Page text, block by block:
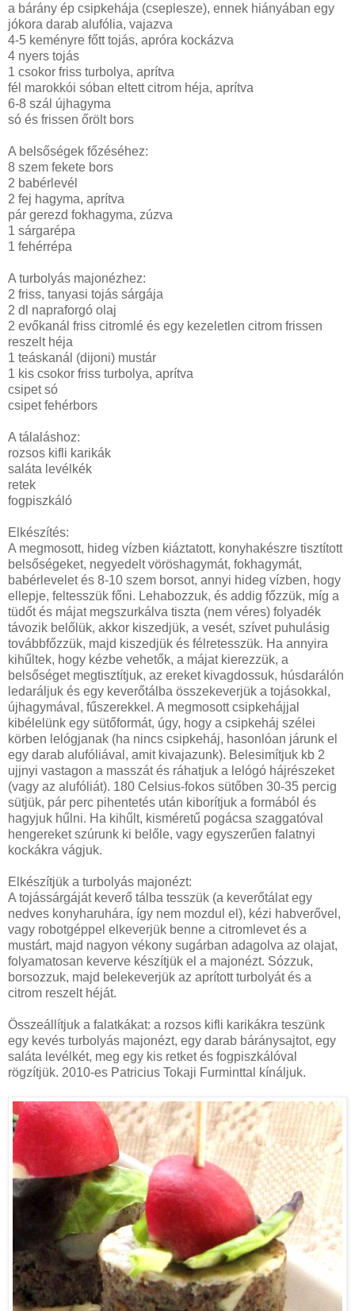
a bárány ép csipkehája (cseplesze), ennek hiányában egy
jókora darab alufólia, vajazva
4-5 keményre főtt tojás, apróra kockázva
4 nyers tojás
1 csokor friss turbolya, aprítva
fél marokkói sóban eltett citrom héja, aprítva
6-8 szál újhagyma
só és frissen őrölt bors
A belsőségek főzéséhez:
8 szem fekete bors
2 babérlevél
2 fej hagyma, aprítva
pár gerezd fokhagyma, zúzva
1 sárgarépa
1 fehérrépa
A turbolyás majonézhez:
2 friss, tanyasi tojás sárgája
2 dl
napraforgó olaj
2 evőkanál friss citromlé és egy kezeletlen citrom frissen
reszelt héja
1 teáskanál (dijoni) mustár
1 kis csokor friss turbolya, aprítva
csipet só
csipet fehérbors
A tálaláshoz:
rozsos kifli karikák
saláta levélkék
retek
fogpiszkáló
Elkészítés:
A megmosott, hideg vízben kiáztatott, konyhakészre tisztított
belsőségeket, negyedelt vöröshagymát, fokhagymát,
babérlevelet és 8-10 szem borsot, annyi hideg vízben, hogy
ellepje, feltesszük főni. Lehabozzuk, és addig főzzük, míg a
tüdőt és májat megszurkálva tiszta (nem véres) folyadék
távozik belőlük, akkor kiszedjük, a vesét, szívet puhulásig
továbbfőzzük, majd kiszedjük és félretesszük. Ha annyira
kihűltek, hogy kézbe vehetők, a májat kierezzük, a
belsőséget megtisztítjuk, az ereket kivagdossuk, húsdarálón
ledaráljuk és egy keverőtálba összekeverjük a tojásokkal,
újhagymával, fűszerekkel. A megmosott csipkehájjal
kibélelünk egy sütőformát, úgy, hogy a csipkeháj szélei
körben lelógjanak (ha nincs csipkeháj, hasonlóan járunk el
egy darab alufóliával, amit kivajazunk). Belesimítjuk kb 2
ujjnyi vastagon a masszát és ráhatjuk a lelógó hájrészeket
(vagy az alufóliát). 180 Celsius-fokos sütőben 30-35 percig
sütjük, pár perc pihentetés után kiborítjuk a formából és
hagyjuk hűlni. Ha kihűlt, kisméretű pogácsa szaggatóval
hengereket szúrunk ki belőle, vagy egyszerűen falatnyi
kockákra vágjuk.
Elkészítjük a turbolyás majonézt:
A tojássárgáját keverő tálba tesszük (a keverőtálat egy
nedves konyharuhára, így nem mozdul el), kézi habverővel,
vagy robotgéppel elkeverjük benne a citromlevet és a
mustárt, majd nagyon vékony sugárban adagolva az olajat,
folyamatosan keverve készítjük el a majonézt. Sózzuk,
borsozzuk, majd belekeverjük az aprított turbolyát és a
citrom reszelt héját.
Összeállítjuk a falatkákat: a rozsos kifli karikákra teszünk
egy kevés turbolyás majonézt, egy darab báránysajtot, egy
saláta levélkét, meg egy kis retket és fogpiszkálóval
rögzítjük. 2010-es Patricius Tokaji Furminttal kínáljuk.